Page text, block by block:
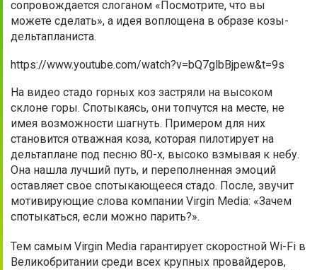
сопровождается слоганом «Посмотрите, что вы
можете сделать», а идея воплощена в образе козы-
дельтапланиста.
https://www.youtube.com/watch?v=bQ7glbBjpew&t=9s
На видео стадо горных коз застряли на высоком
склоне горы. Спотыкаясь, они топчутся на месте, не
имея возможности шагнуть. Примером для них
становится отважная коза, которая пилотирует на
дельтаплане под песню 80-х, высоко взмывая к небу.
Она нашла лучший путь, и переполненная эмоций
оставляет свое спотыкающееся стадо. После, звучит
мотивирующие слова компании Virgin Media: «Зачем
спотыкаться, если можно парить?».
Тем самым Virgin Media гарантирует скоростной Wi-Fi в
Великобритании среди всех крупных провайдеров,